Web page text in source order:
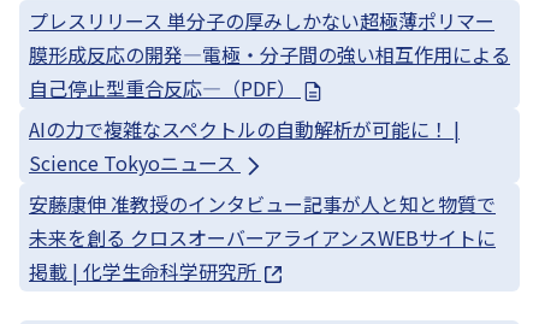
プレスリリース 単分子の厚みしかない超極薄ポリマー
膜形成反応の開発—電極・分子間の強い相互作用による
自己停止型重合反応—（PDF）
AIの力で複雑なスペクトルの自動解析が可能に！ |
Science Tokyoニュース
安藤康伸 准教授のインタビュー記事が⼈と知と物質で
未来を創る クロスオーバーアライアンスWEBサイトに
掲載 | 化学生命科学研究所